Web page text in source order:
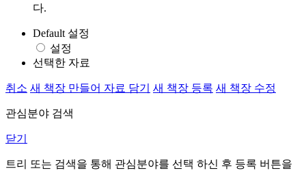
다.
Default 설정
설정
선택한 자료
취소 새 책장 만들어 자료 담기 새 책장 등록 새 책장 수정
관심분야 검색
닫기
트리 또는 검색을 통해 관심분야를 선택 하신 후 등록 버튼을